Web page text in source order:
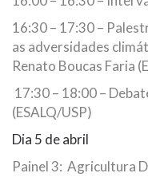
16:30 – 17:30 –
as adversidades
Renato Boucas Faria
17:30 – 18:00 –
(ESALQ/USP)
Dia 5 de abril
Painel 3: Agricultura